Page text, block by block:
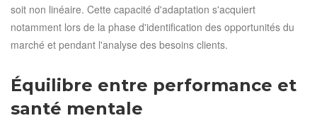
soit non linéaire. Cette capacité d'adaptation s'acquiert
notamment lors de la phase d'identification des opportunités du
marché et pendant l'analyse des besoins clients.
Équilibre entre performance et
santé mentale